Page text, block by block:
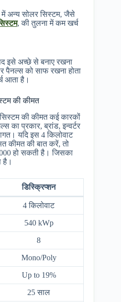
अन्य सोलर सिस्टम, जैसे
, की तुलना में कम खर्च
इसे अच्छे से बनाए रखना
को साफ रखना होता
आता है।
की कीमत
की कीमत कई कारकों
का प्रकार, ब्रांड, इन्वर्टर
यदि इस 4 किलोवाट
कीमत की बात करें, तो
हो सकती है। जिसका
है।
डिस्क्रिप्शन
4 किलोवाट
540 kWp
8
Mono/Poly
Up to 19%
25 साल